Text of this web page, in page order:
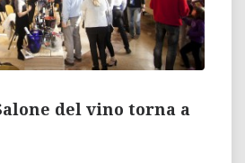
del vino torna a